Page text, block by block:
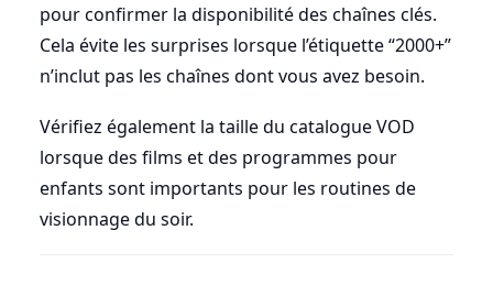
pour confirmer la disponibilité des chaînes clés.
Cela évite les surprises lorsque l’étiquette “2000+”
n’inclut pas les chaînes dont vous avez besoin.
Vérifiez également la taille du catalogue VOD
lorsque des films et des programmes pour
enfants sont importants pour les routines de
visionnage du soir.